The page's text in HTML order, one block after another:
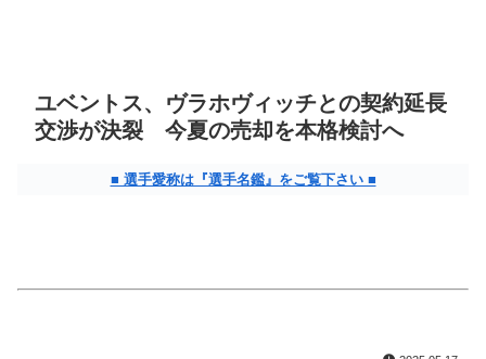
ユベントス、ヴラホヴィッチとの契約延長
交渉が決裂 今夏の売却を本格検討へ
■ 選手愛称は『選手名鑑』をご覧下さい ■